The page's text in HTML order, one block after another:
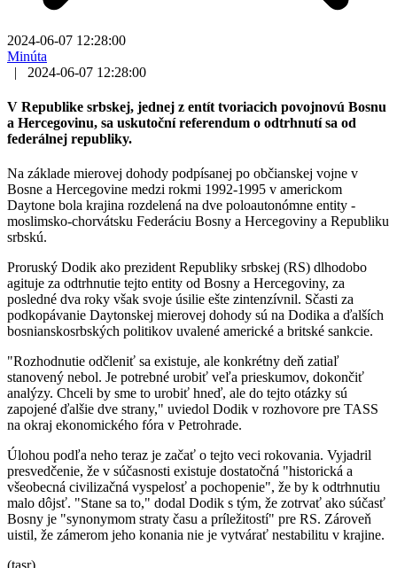
2024-06-07 12:28:00
Minúta
|
2024-06-07 12:28:00
V Republike srbskej, jednej z entít tvoriacich povojnovú Bosnu
a Hercegovinu, sa uskutoční referendum o odtrhnutí sa od
federálnej republiky.
Na základe mierovej dohody podpísanej po občianskej vojne v
Bosne a Hercegovine medzi rokmi 1992-1995 v americkom
Daytone bola krajina rozdelená na dve poloautonómne entity -
moslimsko-chorvátsku Federáciu Bosny a Hercegoviny a Republiku
srbskú.
Proruský Dodik ako prezident Republiky srbskej (RS) dlhodobo
agituje za odtrhnutie tejto entity od Bosny a Hercegoviny, za
posledné dva roky však svoje úsilie ešte zintenzívnil. Sčasti za
podkopávanie Daytonskej mierovej dohody sú na Dodika a ďalších
bosnianskosrbských politikov uvalené americké a britské sankcie.
"Rozhodnutie odčleniť sa existuje, ale konkrétny deň zatiaľ
stanovený nebol. Je potrebné urobiť veľa prieskumov, dokončiť
analýzy. Chceli by sme to urobiť hneď, ale do tejto otázky sú
zapojené ďalšie dve strany," uviedol Dodik v rozhovore pre TASS
na okraj ekonomického fóra v Petrohrade.
Úlohou podľa neho teraz je začať o tejto veci rokovania. Vyjadril
presvedčenie, že v súčasnosti existuje dostatočná "historická a
všeobecná civilizačná vyspelosť a pochopenie", že by k odtrhnutiu
malo dôjsť. "Stane sa to," dodal Dodik s tým, že zotrvať ako súčasť
Bosny je "synonymom straty času a príležitostí" pre RS. Zároveň
uistil, že zámerom jeho konania nie je vytvárať nestabilitu v krajine.